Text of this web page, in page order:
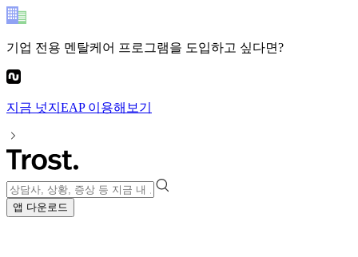
기업 전용 멘탈케어 프로그램을 도입하고 싶다면?
지금 넛지EAP이용해보기
앱 다운로드